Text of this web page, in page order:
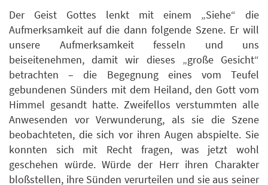
Der Geist Gottes lenkt mit einem „Siehe“ die
Aufmerksamkeit auf die dann folgende Szene. Er will
unsere Aufmerksamkeit fesseln und uns
beiseitenehmen, damit wir dieses „große Gesicht“
betrachten – die Begegnung eines vom Teufel
gebundenen Sünders mit dem Heiland, den Gott vom
Himmel gesandt hatte. Zweifellos verstummten alle
Anwesenden vor Verwunderung, als sie die Szene
beobachteten, die sich vor ihren Augen abspielte. Sie
konnten sich mit Recht fragen, was jetzt wohl
geschehen würde. Würde der Herr ihren Charakter
bloßstellen, ihre Sünden verurteilen und sie aus seiner